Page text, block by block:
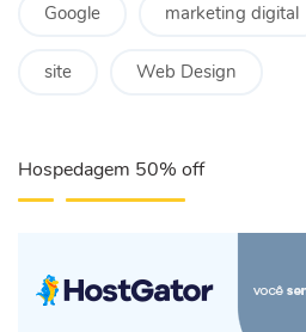
Google marketing digital
site Web Design
Hospedagem 50% off